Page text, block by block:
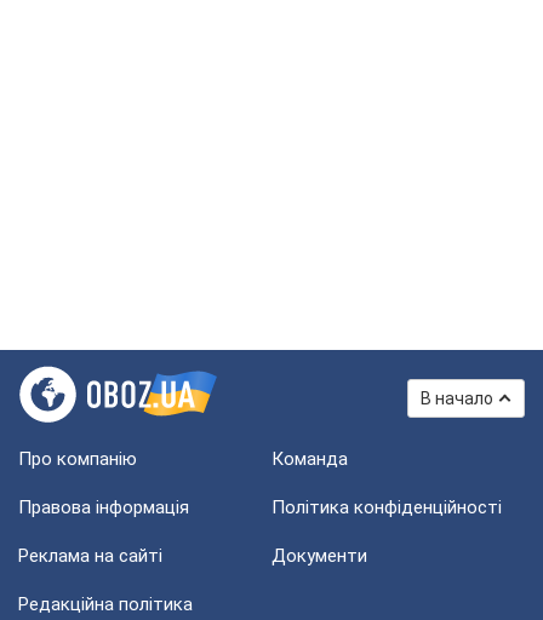
В начало
Про компанію Команда
Правова інформація Політика конфіденційності
Реклама на сайті Документи
Редакційна політика